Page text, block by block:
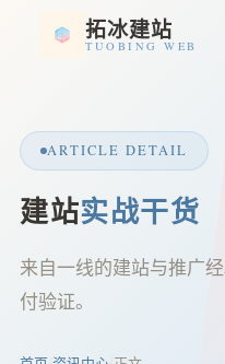
拓冰建站
TUOBING WEB
ARTICLE DETAIL
建站实战干货
来自一线的建站与推广
付验证。